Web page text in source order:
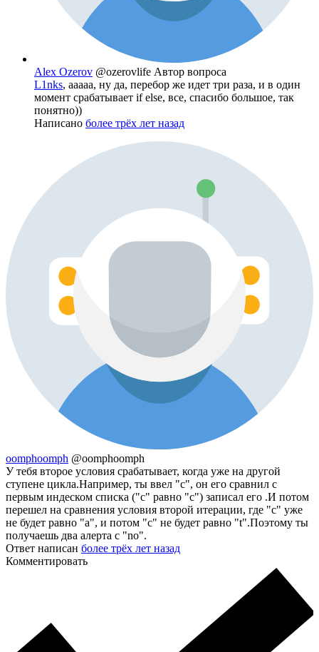
Alex Ozerov @ozerovlife Автор вопроса
L1nks, ааааа, ну да, перебор же идет три раза, и в один
момент срабатывает if else, все, спасибо большое, так
понятно))
Написано более трёх лет назад
oomphoomph @oomphoomph
У тебя второе условия срабатывает, когда уже на другой
ступене цикла.Например, ты ввел "c", он его сравнил с
первым индеском списка ("с" равно "с") записал его .И потом
перешел на сравнения условия второй итерации, где "с" уже
не будет равно "а", и потом "c" не будет равно "t".Поэтому ты
получаешь два алерта с "no".
Ответ написан более трёх лет назад
Комментировать